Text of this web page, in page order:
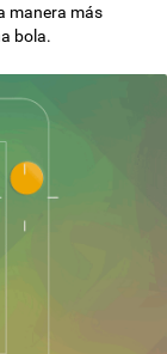
manera más
bola.